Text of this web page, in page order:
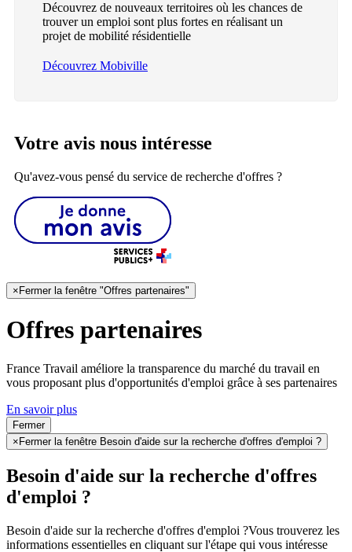
Découvrez de nouveaux territoires où les chances de
trouver un emploi sont plus fortes en réalisant un
projet de mobilité résidentielle
Découvrez Mobiville
Votre avis nous intéresse
Qu'avez-vous pensé du service de recherche d'offres ?
× Fermer la fenêtre "Offres partenaires"
Offres partenaires
France Travail améliore la transparence du marché du travail en
vous proposant plus d'opportunités d'emploi grâce à ses partenaires
En savoir plus
Fermer
× Fermer la fenêtre Besoin d'aide sur la recherche d'offres d'emploi ?
Besoin d'aide sur la recherche d'offres
d'emploi ?
Besoin d'aide sur la recherche d'offres d'emploi ?Vous trouverez les
informations essentielles en cliquant sur l'étape qui vous intéresse